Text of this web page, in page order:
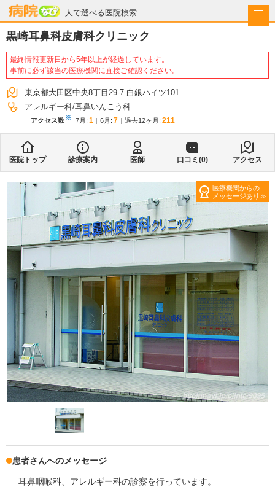
人で選べる医院検索
病院なび
黒崎耳鼻科皮膚科クリニック
最終情報更新日から5年以上が経過しています。
事前に必ず該当の医療機関に直接ご確認ください。
東京都大田区中央8丁目29-7 白銀ハイツ101
アレルギー科 耳鼻いんこう科
アクセス数※ 7月 : 1 6月 : 7 過去12ヶ月: 211
医院トップ 診療案内 医師 口コミ(0) アクセス
医療機関からの
メッセージあり
患者さんへのメッセージ
耳鼻咽喉科、アレルギー科の診察を行っています。